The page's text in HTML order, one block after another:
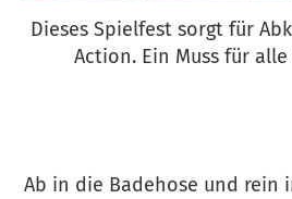
Dieses Spielfest sorgt für
Action. Ein Muss für
Ab in die Badehose und rein